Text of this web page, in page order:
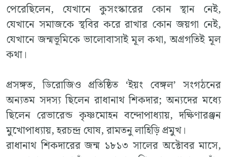
পেরেছিলেন, যেখানে কুসংস্কারের কোন স্থান নেই,
যেখানে সমাজকে স্থবির করে রাখার কোন জয়গা নেই,
যেখানে জন্মভূমিকে ভালোবাসাই মূল কথা, অগ্রগতিই মূল
কথা।
প্রসঙ্গত, ডিরোজিও প্রতিষ্ঠিত ‘ইয়ং বেঙ্গল’ সংগঠনের
অন্যতম সদস্য ছিলেন রাধানাথ শিকদার; অন্যদের মধ্যে
ছিলেন রেভারেন্ড কৃষ্ণমোহন বন্দোপাধ্যায়, দক্ষিণারঞ্জন
মুখোপাধ্যায়, হরচন্দ্র ঘোষ, রামতনু লাহিড়ি প্রমুখ।
রাধানাথ শিকদারের জন্ম ১৮১৩ সালের অক্টোবর মাসে,